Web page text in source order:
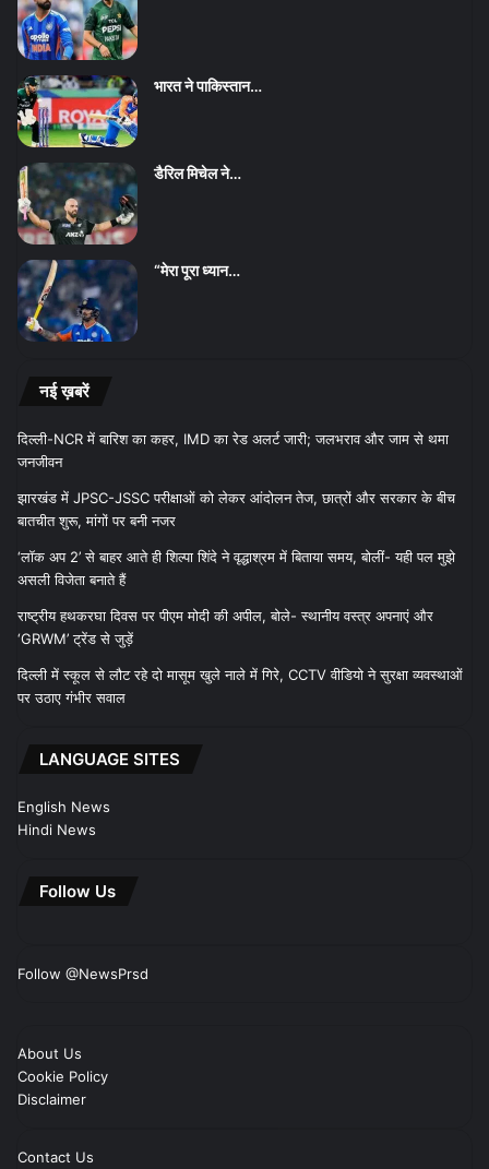
भारत ने पाकिस्तान…
डैरिल मिचेल ने…
“मेरा पूरा ध्यान…
नई ख़बरें
दिल्ली-NCR में बारिश का कहर, IMD का रेड अलर्ट जारी; जलभराव और जाम से थमा
जनजीवन
झारखंड में JPSC-JSSC परीक्षाओं को लेकर आंदोलन तेज, छात्रों और सरकार के बीच
बातचीत शुरू, मांगों पर बनी नजर
‘लॉक अप 2’ से बाहर आते ही शिल्पा शिंदे ने वृद्धाश्रम में बिताया समय, बोलीं- यही पल मुझे
असली विजेता बनाते हैं
राष्ट्रीय हथकरघा दिवस पर पीएम मोदी की अपील, बोले- स्थानीय वस्त्र अपनाएं और
‘GRWM’ ट्रेंड से जुड़ें
दिल्ली में स्कूल से लौट रहे दो मासूम खुले नाले में गिरे, CCTV वीडियो ने सुरक्षा व्यवस्थाओं
पर उठाए गंभीर सवाल
LANGUAGE SITES
English News
Hindi News
Follow Us
Follow @NewsPrsd
About Us
Cookie Policy
Disclaimer
Contact Us